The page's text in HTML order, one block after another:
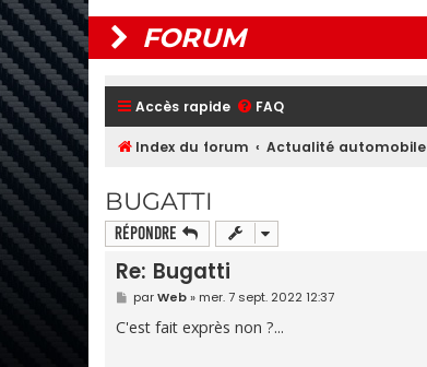
FORUM
Accès rapide FAQ
Index du forum Actualité automobile
BUGATTI
Répondre
Re: Bugatti
M
e
s
s
parWeb» mer. 7 sept. 2022 12:37
C'est fait exprès non ?...